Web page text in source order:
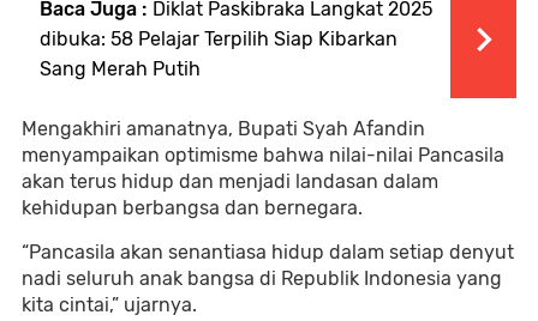
Baca Juga : Diklat Paskibraka Langkat 2025
dibuka: 58 Pelajar Terpilih Siap Kibarkan
Sang Merah Putih
Mengakhiri amanatnya, Bupati Syah Afandin
menyampaikan optimisme bahwa nilai-nilai Pancasila
akan terus hidup dan menjadi landasan dalam
kehidupan berbangsa dan bernegara.
“Pancasila akan senantiasa hidup dalam setiap denyut
nadi seluruh anak bangsa di Republik Indonesia yang
kita cintai,” ujarnya.